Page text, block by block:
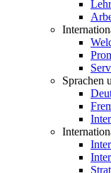
Sprachen